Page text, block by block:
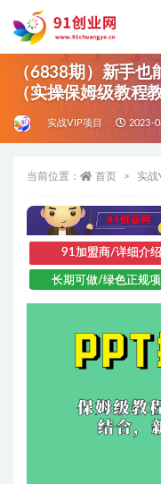
（6838期）新手
（实操保姆级教程
实战VIP项目 2023-
当前位置： 首页 实战
91加盟商/详细介绍
长期可做/绿色正规项